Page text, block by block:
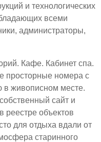
и технологических
всеми
администраторы,
Кафе. Кабинет спа.
просторные номера с
в живописном месте.
сайт и
реестре объектов
для отдыха вдали от
старинного